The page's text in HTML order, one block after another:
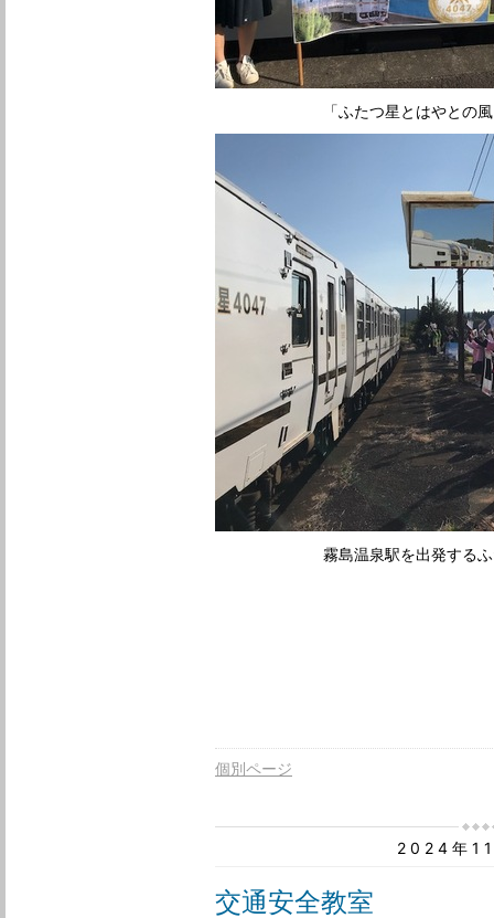
「ふたつ星とはやとの風」
霧島温泉駅を出発するふ
個別ページ
2024年
交通安全教室